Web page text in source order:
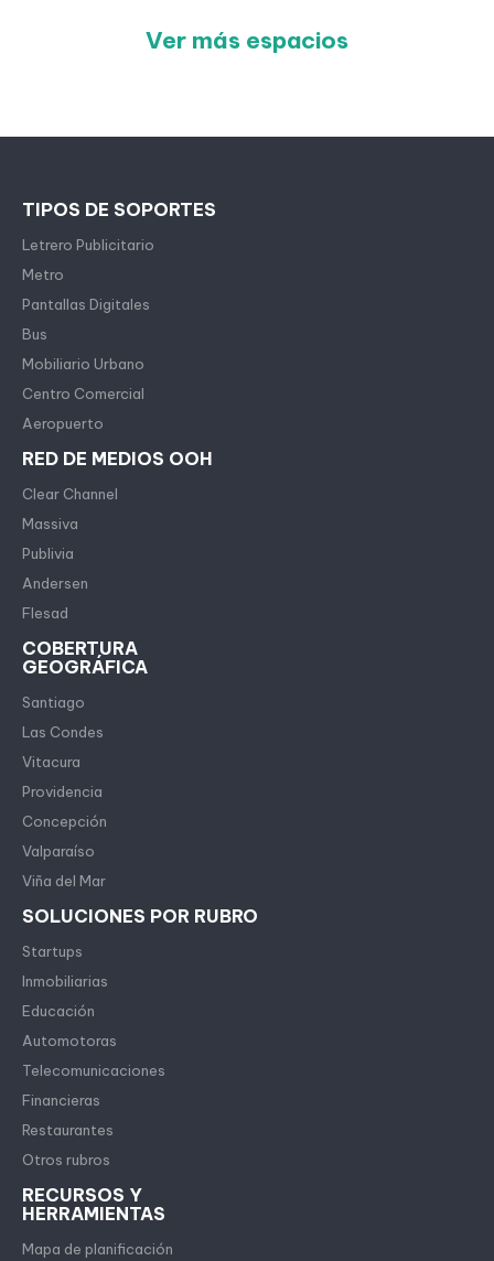
Ver más espacios
TIPOS DE SOPORTES
Letrero Publicitario
Metro
Pantallas Digitales
Bus
Mobiliario Urbano
Centro Comercial
Aeropuerto
RED DE MEDIOS OOH
Clear Channel
Massiva
Publivia
Andersen
Flesad
COBERTURA
GEOGRÁFICA
Santiago
Las Condes
Vitacura
Providencia
Concepción
Valparaíso
Viña del Mar
SOLUCIONES POR RUBRO
Startups
Inmobiliarias
Educación
Automotoras
Telecomunicaciones
Financieras
Restaurantes
Otros rubros
RECURSOS Y
HERRAMIENTAS
Mapa de planificación